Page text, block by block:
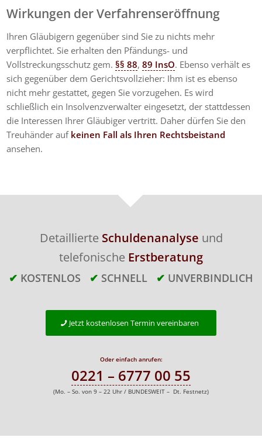
Wirkungen der Verfahrenseröffnung
Ihren Gläubigern gegenüber sind Sie zu nichts mehr
verpflichtet. Sie erhalten den Pfändungs- und
Vollstreckungsschutz gem.§§ 88,89 InsO. Ebenso verhält es
sich gegenüber dem Gerichtsvollzieher: Ihm ist es ebenso
nicht mehr gestattet, gegen Sie vorzugehen. Es wird
schließlich ein Insolvenzverwalter eingesetzt, der stattdessen
die Interessen Ihrer Gläubiger vertritt. Daher dürfen Sie den
Treuhänder auf keinen Fall als Ihren Rechtsbeistand
ansehen.
Detaillierte Schuldenanalyse und
telefonische Erstberatung
✔ KOSTENLOS ✔ SCHNELL ✔ UNVERBINDLICH
Jetzt kostenlosen Termin vereinbaren
Oder einfach anrufen:
0221 – 6777 00 55
(Mo. – So. von 9 – 22 Uhr / BUNDESWEIT – Dt. Festnetz)